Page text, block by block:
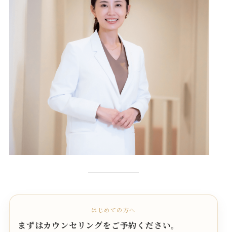
はじめての方へ
まずはカウンセリングをご予約ください。